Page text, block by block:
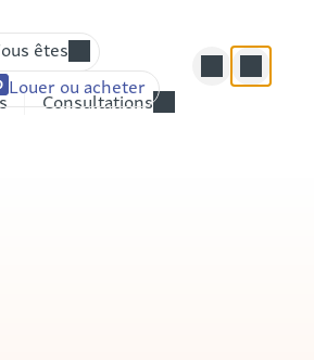
Consultations
êtes
– Responsable d’un établissement
Louer ou acheter